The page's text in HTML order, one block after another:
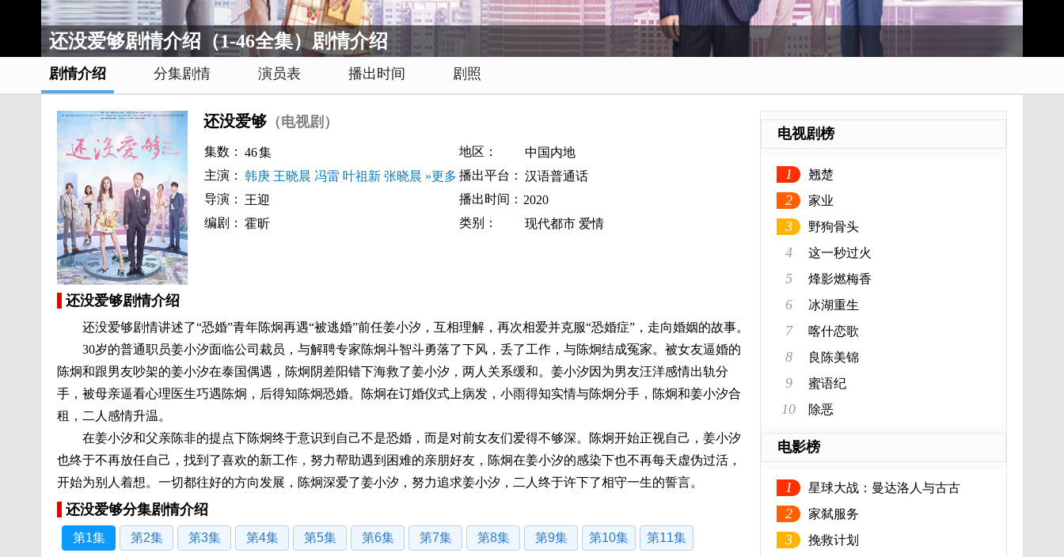
还没爱够剧情介绍（1-46全集）剧情介绍
剧情介绍 分集剧情 演员表 播出时间 剧照
还没爱够 （电视剧）
集数： 46集 地区：
中国内地
主演： 韩庚 王晓晨 冯雷 叶祖新 张晓晨 »更多 播出平台： 汉语普通话
导演：
王迎 播出时间： 2020
编剧： 霍昕 类别： 现代都市 爱情
还没爱够剧情介绍
还没爱够剧情讲述了“恐婚”青年陈炯再遇“被逃婚”前任姜小汐，互相理解，再次相爱并克服“恐婚症”，走向婚姻的故事。
30岁的普通职员姜小汐面临公司裁员，与解聘专家陈炯斗智斗勇落了下风，丢了工作，与陈炯结成冤家。被女友逼婚的
陈炯和跟男友吵架的姜小汐在泰国偶遇，陈炯阴差阳错下海救了姜小汐，两人关系缓和。姜小汐因为男友汪洋感情出轨分
手，被母亲逼看心理医生巧遇陈炯，后得知陈炯恐婚。陈炯在订婚仪式上病发，小雨得知实情与陈炯分手，陈炯和姜小汐合
租，二人感情升温。
在姜小汐和父亲陈非的提点下陈炯终于意识到自己不是恐婚，而是对前女友们爱得不够深。陈炯开始正视自己，姜小汐
也终于不再放任自己，找到了喜欢的新工作，努力帮助遇到困难的亲朋好友，陈炯在姜小汐的感染下也不再每天虚伪过活，
开始为别人着想。一切都往好的方向发展，陈炯深爱了姜小汐，努力追求姜小汐，二人终于许下了相守一生的誓言。
还没爱够分集剧情介绍
第1集 第2集 第3集 第4集 第5集 第6集 第7集 第8集 第9集 第10集 第11集
电视剧榜
1 翘楚
2 家业
3 野狗骨头
4 这一秒过火
5 烽影燃梅香
6 冰湖重生
7 喀什恋歌
8 良陈美锦
9 蜜语纪
10 除恶
电影榜
1 星球大战：曼达洛人与古古
2 家弑服务
3 挽救计划